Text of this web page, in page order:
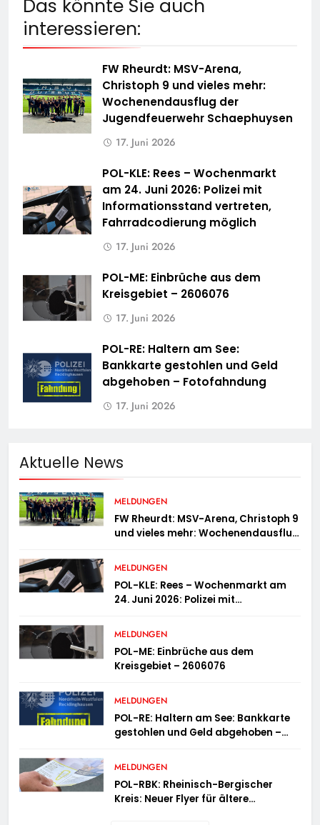
Das könnte Sie auch
interessieren:
FW Rheurdt: MSV-Arena,
Christoph 9 und vieles mehr:
Wochenendausflug der
Jugendfeuerwehr Schaephuysen
17. Juni 2026
POL-KLE: Rees – Wochenmarkt
am 24. Juni 2026: Polizei mit
Informationsstand vertreten,
Fahrradcodierung möglich
17. Juni 2026
POL-ME: Einbrüche aus dem
Kreisgebiet – 2606076
17. Juni 2026
POL-RE: Haltern am See:
Bankkarte gestohlen und Geld
abgehoben – Fotofahndung
17. Juni 2026
Aktuelle News
MELDUNGEN
FW Rheurdt: MSV-Arena, Christoph 9
und vieles mehr: Wochenendausflug
MELDUNGEN
POL-KLE: Rees – Wochenmarkt am
24. Juni 2026: Polizei mit
Fahrradcodierung möglich
MELDUNGEN
POL-ME: Einbrüche aus dem
Kreisgebiet – 2606076
MELDUNGEN
POL-RE: Haltern am See: Bankkarte
gestohlen und Geld abgehoben –
MELDUNGEN
POL-RBK: Rheinisch-Bergischer
Kreis: Neuer Flyer für ältere